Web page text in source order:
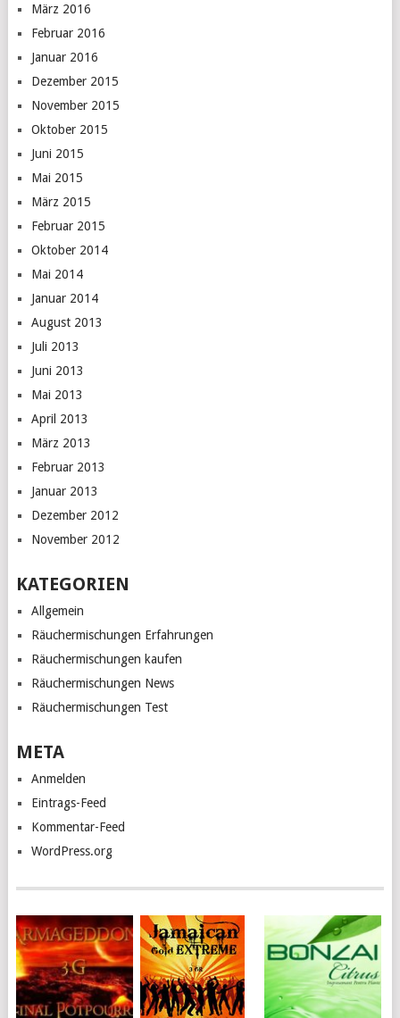
März 2016
Februar 2016
Januar 2016
Dezember 2015
November 2015
Oktober 2015
Juni 2015
Mai 2015
März 2015
Februar 2015
Oktober 2014
Mai 2014
Januar 2014
August 2013
Juli 2013
Juni 2013
Mai 2013
April 2013
März 2013
Februar 2013
Januar 2013
Dezember 2012
November 2012
KATEGORIEN
Allgemein
Räuchermischungen Erfahrungen
Räuchermischungen kaufen
Räuchermischungen News
Räuchermischungen Test
META
Anmelden
Eintrags-Feed
Kommentar-Feed
WordPress.org